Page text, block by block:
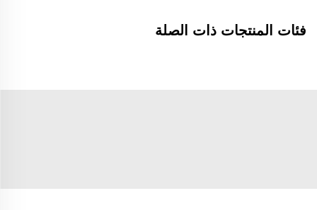
فئات المنتجات ذات الصلة